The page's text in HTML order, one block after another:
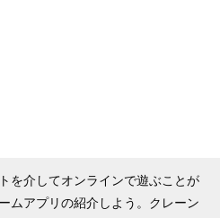
を介してオンラインで遊ぶことが
ムアプリの紹介しよう。クレーン